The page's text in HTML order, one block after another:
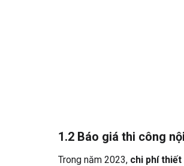
1.2 Báo giá thi công
Trong năm 2023, chi phí